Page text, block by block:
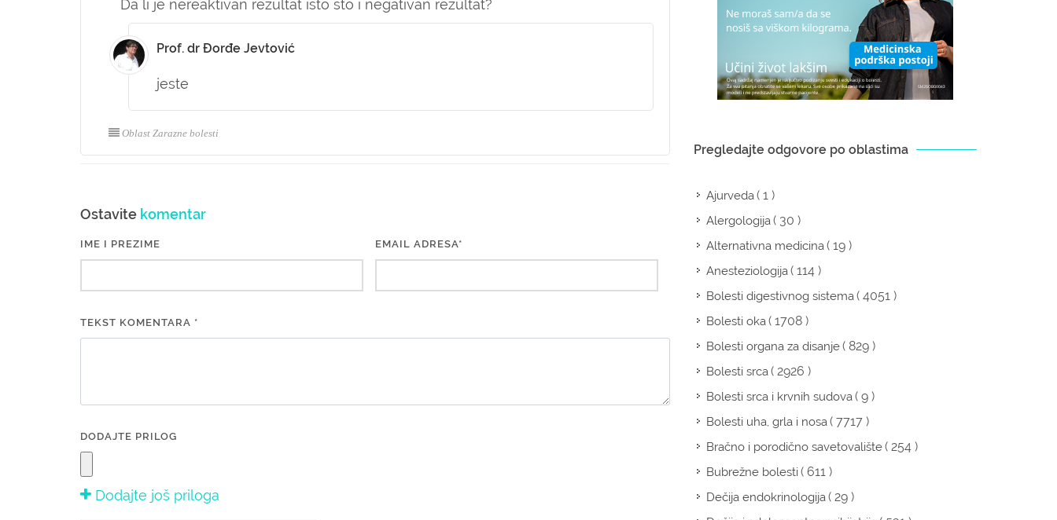
Da li je nereaktivan rezultat isto sto i negativan rezultat?
Prof. dr Đorđe Jevtović
jeste
Oblast Zarazne bolesti
Ostavite komentar
IME I PREZIME EMAIL ADRESA*
TEKST KOMENTARA *
DODAJTE PRILOG
Dodajte još priloga
Pregledajte odgovore po oblastima
Ajurveda( 1 )
Alergologija( 30 )
Alternativna medicina( 19 )
Anesteziologija( 114 )
Bolesti digestivnog sistema( 4051 )
Bolesti oka( 1708 )
Bolesti organa za disanje( 829 )
Bolesti srca( 2926 )
Bolesti srca i krvnih sudova( 9 )
Bolesti uha, grla i nosa( 7717 )
Bračno i porodično savetovalište( 254 )
Bubrežne bolesti( 611 )
Dečija endokrinologija( 29 )